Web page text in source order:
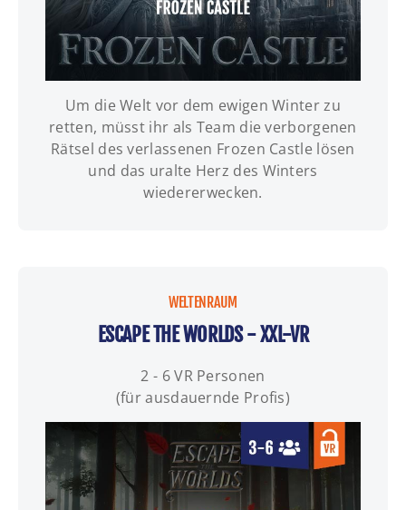
INFOS | TERMINE | BUCHUNG
Um die Welt vor dem ewigen Winter zu
retten, müsst ihr als Team die verborgenen
Rätsel des verlassenen Frozen Castle lösen
und das uralte Herz des Winters
wiedererwecken.
WELTENRAUM
ESCAPE THE WORLDS - XXL-VR
2 - 6 VR Personen
(für ausdauernde Profis)